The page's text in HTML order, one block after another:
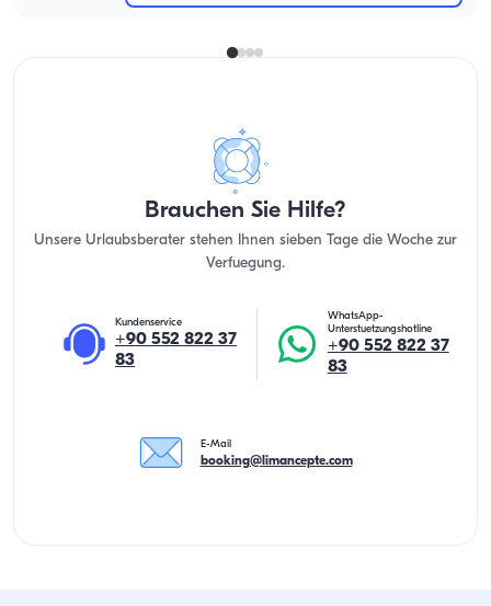
Brauchen Sie Hilfe?
Unsere Urlaubsberater stehen Ihnen sieben Tage die Woche zur
Verfuegung.
Kundenservice
+90 552 822 37
83
WhatsApp-
Unterstuetzungshotline
+90 552 822 37
83
E-Mail
booking@limancepte.com